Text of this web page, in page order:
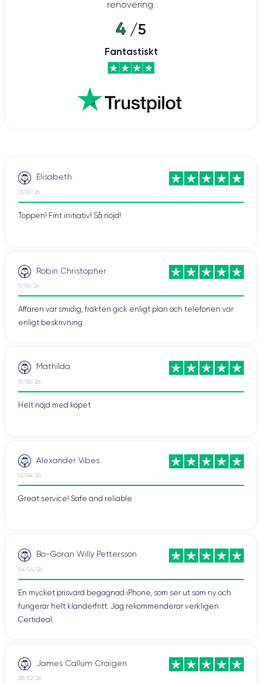
iPhone 12: 5G-hastighet i din hand
ansluta till 5G-nätverk. Detta möjliggör hastigheter på upp till 4 Gbps
snabbare nedladdningar, smidigare videospelupplevelser, men även
streaming av bättre kvalitet. Även videosamtal som FaceTime blir
roligare när du kontaktar dina nära och kära.
kontrollerats av
garantipå 24 månader.
renovering.
4 /5
Fantastiskt
Elisabeth
13/07/26
Toppen! Fint initiativ! Så nöjd!
Robin Christopher
11/06/26
Affären var smidig, frakten gick enligt plan och telefonen var
enligt beskrivning.
Mathilda
01/06/26
Helt nöjd med köpet
Alexander Vibes
12/04/26
Great service! Safe and reliable
Bo-Göran Willy Pettersson
04/04/26
En mycket prisvärd begagnad iPhone, som ser ut som ny och
fungerar helt klanderfritt. Jag rekommenderar verkligen
Certideal.
James Callum Craigen
28/02/26